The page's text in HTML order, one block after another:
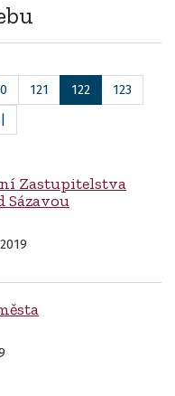
121 122
123
Zastupitelstva
Sázavou